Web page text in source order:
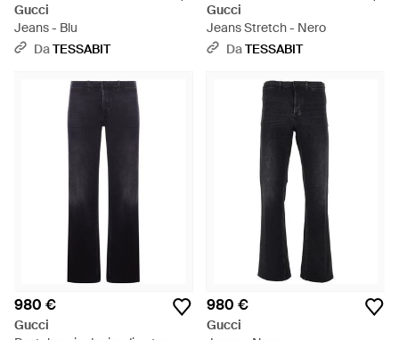
Gucci
Jeans - Blu
DaTESSABIT
Gucci
Jeans Stretch - Nero
DaTESSABIT
980 €
Gucci
980 €
Gucci